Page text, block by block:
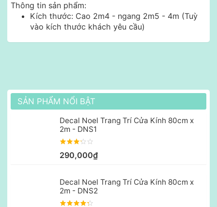
Thông tin sản phẩm:
Kích thước: Cao 2m4 - ngang 2m5 - 4m (Tuỳ
vào kích thước khách yêu cầu)
SẢN PHẨM NỔI BẬT
Decal Noel Trang Trí Cửa Kính 80cm x
2m - DNS1
290,000₫
Decal Noel Trang Trí Cửa Kính 80cm x
2m - DNS2